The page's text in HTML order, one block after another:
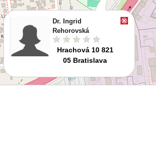
Dr. Ingrid
Rehorovská
Hrachová 10 821
05 Bratislava
Route planen